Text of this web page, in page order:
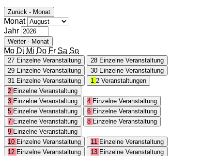
Zurück - Monat
Monat
Jahr
Weiter - Monat
Mo Di Mi Do Fr Sa So
27 Einzelne Veranstaltung 28 Einzelne Veranstaltung
29 Einzelne Veranstaltung 30 Einzelne Veranstaltung
31 Einzelne Veranstaltung 1 2 Veranstaltungen
2 Einzelne Veranstaltung
3 Einzelne Veranstaltung 4 Einzelne Veranstaltung
5 Einzelne Veranstaltung 6 Einzelne Veranstaltung
7 Einzelne Veranstaltung 8 Einzelne Veranstaltung
9 Einzelne Veranstaltung
10 Einzelne Veranstaltung 11 Einzelne Veranstaltung
12 Einzelne Veranstaltung 13 Einzelne Veranstaltung